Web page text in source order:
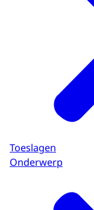
Toeslagen
Onderwerp